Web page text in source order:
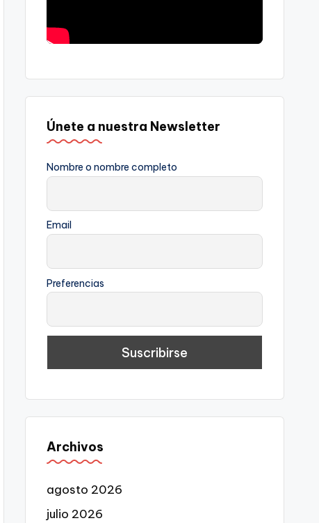
Únete a nuestra Newsletter
Nombre o nombre completo
Email
Preferencias
Archivos
agosto 2026
julio 2026